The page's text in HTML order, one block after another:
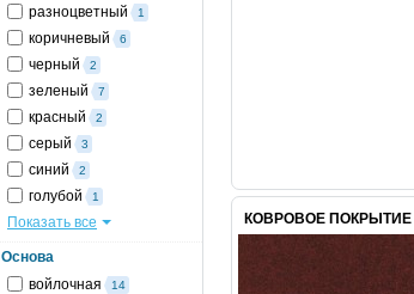
разноцветный
1
коричневый 6
черный 2
зеленый 7
красный 2
серый 3
синий 2
голубой 1
Показать все
Основа
войлочная
14
КОВРОВОЕ ПОКРЫТИЕ